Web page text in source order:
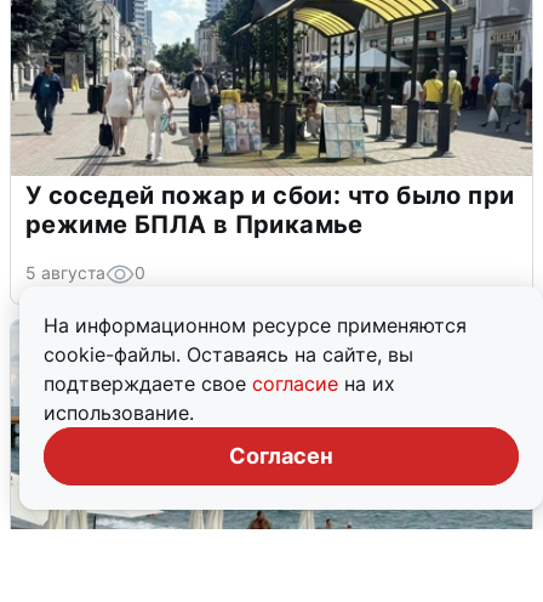
На информационном ресурсе применяются
cookie-файлы. Оставаясь на сайте, вы
подтверждаете свое согласие на их
использование.
Согласен
У соседей пожар и сбои: что было при
режиме БПЛА в Прикамье
5 августа 0